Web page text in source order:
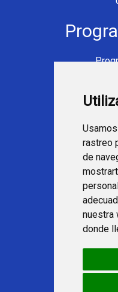
rastreo
de
nuestra
donde
Webs